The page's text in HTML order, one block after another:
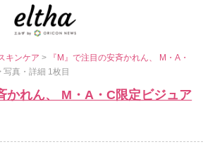
キンケア>
『M』で注目の安斉かれん、 M・A・
写真・詳細 1枚目
かれん、 M・A・C限定ビジュア